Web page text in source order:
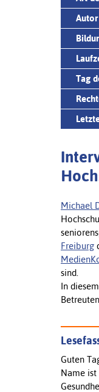
Autor
Tag
Michael
Freiburg
sind.
In
Guten
Name ist